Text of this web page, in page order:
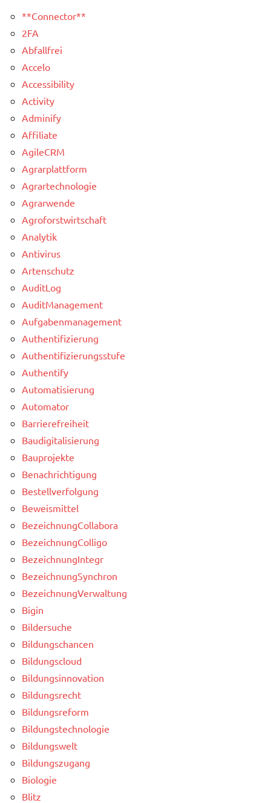
**Connector**
2FA
Abfallfrei
Accelo
Accessibility
Activity
Adminify
Affiliate
AgileCRM
Agrarplattform
Agrartechnologie
Agrarwende
Agroforstwirtschaft
Analytik
Antivirus
Artenschutz
AuditLog
AuditManagement
Aufgabenmanagement
Authentifizierung
Authentifizierungsstufe
Authentify
Automatisierung
Automator
Barrierefreiheit
Baudigitalisierung
Bauprojekte
Benachrichtigung
Bestellverfolgung
Beweismittel
BezeichnungCollabora
BezeichnungColligo
BezeichnungIntegr
BezeichnungSynchron
BezeichnungVerwaltung
Bigin
Bildersuche
Bildungschancen
Bildungscloud
Bildungsinnovation
Bildungsrecht
Bildungsreform
Bildungstechnologie
Bildungswelt
Bildungszugang
Biologie
Blitz